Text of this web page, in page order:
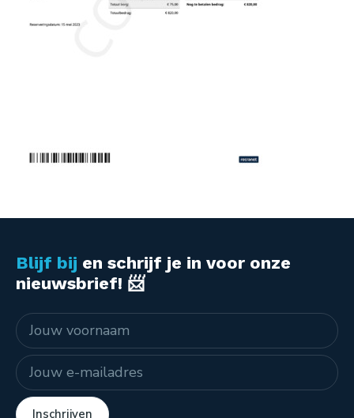
Blijf bij en schrijf je in voor onze
nieuwsbrief! 📨
Naam
E-mailadres
Inschrijven